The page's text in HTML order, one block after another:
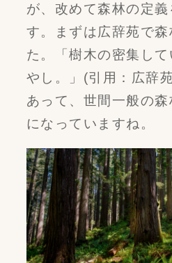
が、改めて森林の定義
す。まずは広辞苑で
た。「樹木の密集し
やし。」(引用：広辞
あって、世間一般の
になっていますね。